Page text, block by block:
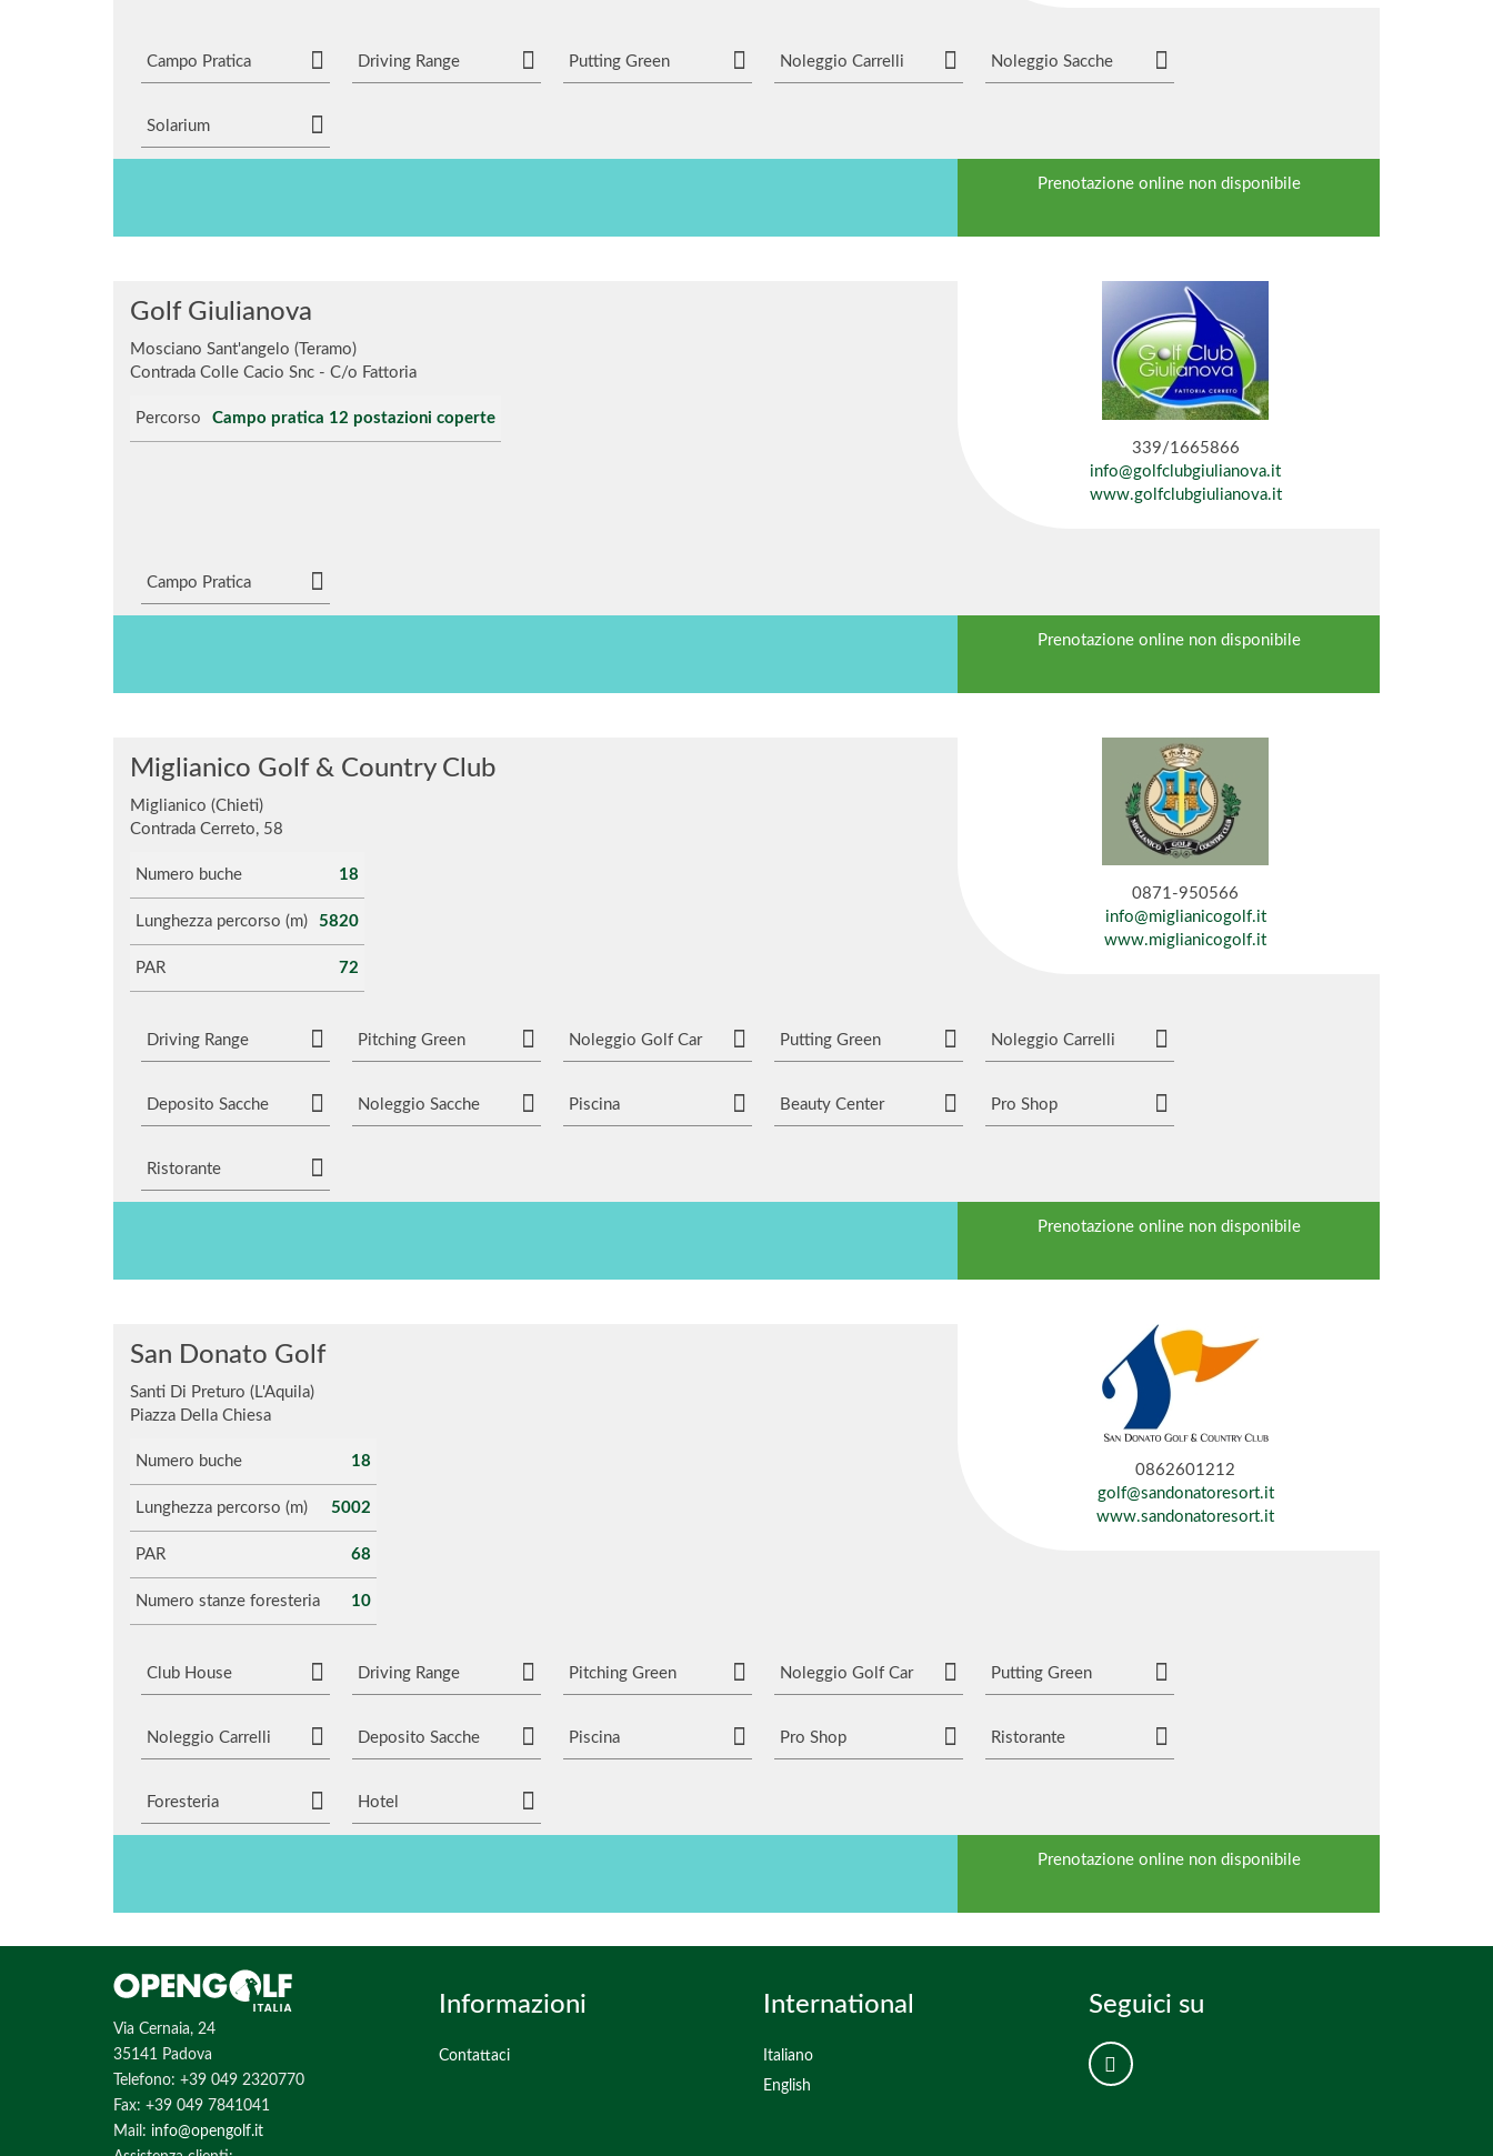
Campo Pratica Driving Range Putting Green Noleggio Carrelli Noleggio Sacche
Solarium
Prenotazione online non disponibile
Golf Giulianova
Mosciano Sant'angelo (Teramo)
Contrada Colle Cacio Snc - C/o Fattoria
Percorso
Campo pratica 12 postazioni coperte
339/1665866
info@golfclubgiulianova.it
www.golfclubgiulianova.it
Campo Pratica
Prenotazione online non disponibile
Miglianico Golf & Country Club
Miglianico (Chieti)
Contrada Cerreto, 58
Numero buche 18
Lunghezza percorso (m) 5820
PAR 72
0871-950566
info@miglianicogolf.it
www.miglianicogolf.it
Driving Range Pitching Green Noleggio Golf Car Putting Green Noleggio Carrelli
Deposito Sacche Noleggio Sacche Piscina Beauty Center Pro Shop
Ristorante
Prenotazione online non disponibile
San Donato Golf
Santi Di Preturo (L'Aquila)
Piazza Della Chiesa
Numero buche 18
Lunghezza percorso (m) 5002
PAR 68
Numero stanze foresteria 10
0862601212
golf@sandonatoresort.it
www.sandonatoresort.it
Club House Driving Range Pitching Green Noleggio Golf Car Putting Green
Noleggio Carrelli Deposito Sacche Piscina Pro Shop Ristorante
Foresteria Hotel
Prenotazione online non disponibile
Via Cernaia, 24
35141 Padova
Telefono: +39 049 2320770
Fax: +39 049 7841041
Mail: info@opengolf.it
Informazioni
Contattaci
International
Italiano
English
Seguici su